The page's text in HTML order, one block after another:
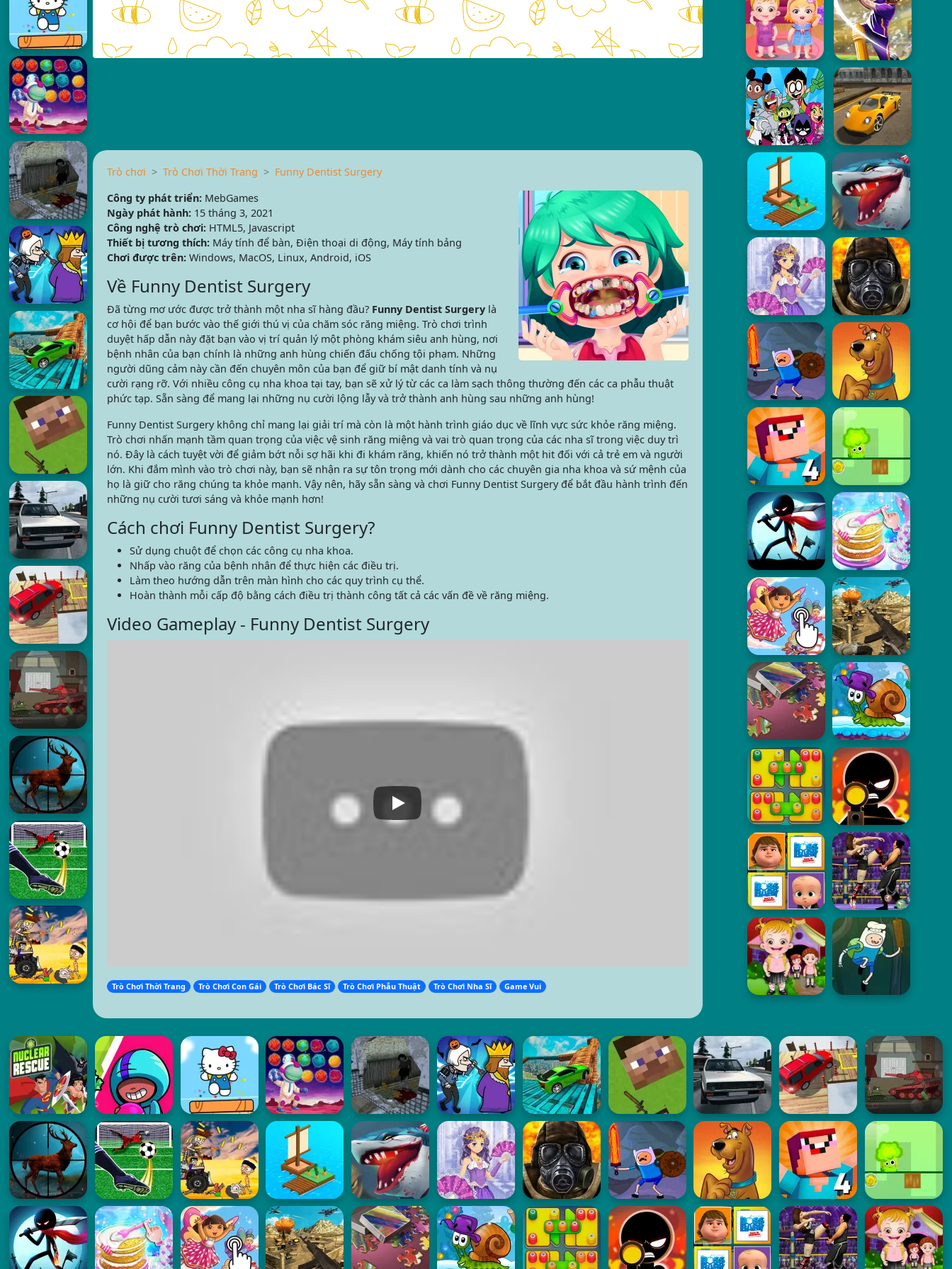
Trò chơi Trò Chơi Thời Trang
Funny Dentist Surgery
Công ty phát triển:MebGames
Ngày phát hành:15 tháng 3, 2021
Công nghệ trò chơi:HTML5, Javascript
Thiết bị tương thích:Máy tính để bàn, Điện thoại di động, Máy tính bảng
Chơi được trên:Windows, MacOS, Linux, Android, iOS
Về Funny Dentist Surgery
Đã từng mơ ước được trở thành một nha sĩ hàng đầu? Funny Dentist Surgerylà
cơ hội để bạn bước vào thế giới thú vị của chăm sóc răng miệng. Trò chơi trình
duyệt hấp dẫn này đặt bạn vào vị trí quản lý một phòng khám siêu anh hùng, nơi
bệnh nhân của bạn chính là những anh hùng chiến đấu chống tội phạm. Những
người dũng cảm này cần đến chuyên môn của bạn để giữ bí mật danh tính và nụ
cười rạng rỡ. Với nhiều công cụ nha khoa tại tay, bạn sẽ xử lý từ các ca làm sạch thông thường đến các ca phẫu thuật
phức tạp. Sẵn sàng để mang lại những nụ cười lộng lẫy và trở thành anh hùng sau những anh hùng!
Funny Dentist Surgery không chỉ mang lại giải trí mà còn là một hành trình giáo dục về lĩnh vực sức khỏe răng miệng.
Trò chơi nhấn mạnh tầm quan trọng của việc vệ sinh răng miệng và vai trò quan trọng của các nha sĩ trong việc duy trì
nó. Đây là cách tuyệt vời để giảm bớt nỗi sợ hãi khi đi khám răng, khiến nó trở thành một hit đối với cả trẻ em và người
lớn. Khi đắm mình vào trò chơi này, bạn sẽ nhận ra sự tôn trọng mới dành cho các chuyên gia nha khoa và sứ mệnh của
họ là giữ cho răng chúng ta khỏe mạnh. Vậy nên, hãy sẵn sàng và chơi Funny Dentist Surgery để bắt đầu hành trình đến
những nụ cười tươi sáng và khỏe mạnh hơn!
Cách chơi Funny Dentist Surgery?
Sử dụng chuột để chọn các công cụ nha khoa.
Nhấp vào răng của bệnh nhân để thực hiện các điều trị.
Làm theo hướng dẫn trên màn hình cho các quy trình cụ thể.
Hoàn thành mỗi cấp độ bằng cách điều trị thành công tất cả các vấn đề về răng miệng.
Video Gameplay - Funny Dentist Surgery
Trò Chơi Thời Trang Trò Chơi Con Gái Trò Chơi Bác Sĩ Trò Chơi Phẫu Thuật Trò Chơi Nha Sĩ Game Vui